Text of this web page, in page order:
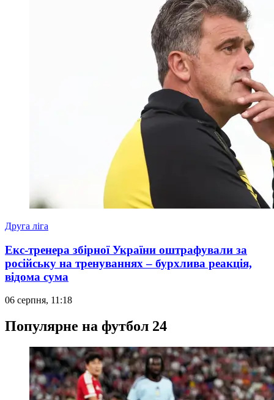
Друга ліга
Екс-тренера збірної України оштрафували за
російську на тренуваннях – бурхлива реакція,
відома сума
06 серпня, 11:18
Популярне на футбол 24